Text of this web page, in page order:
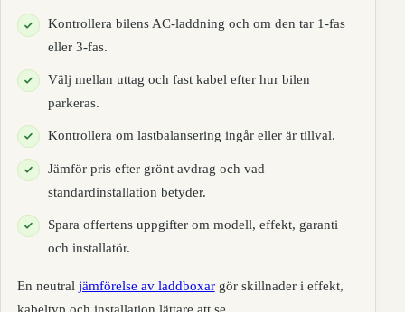
Kontrollera bilens AC-laddning och om den tar 1-fas
eller 3-fas.
Välj mellan uttag och fast kabel efter hur bilen
parkeras.
Kontrollera om lastbalansering ingår eller är tillval.
Jämför pris efter grönt avdrag och vad
standardinstallation betyder.
Spara offertens uppgifter om modell, effekt, garanti
och installatör.
En neutral jämförelse av laddboxargör skillnader i effekt,
kabeltyp och installation lättare att se.